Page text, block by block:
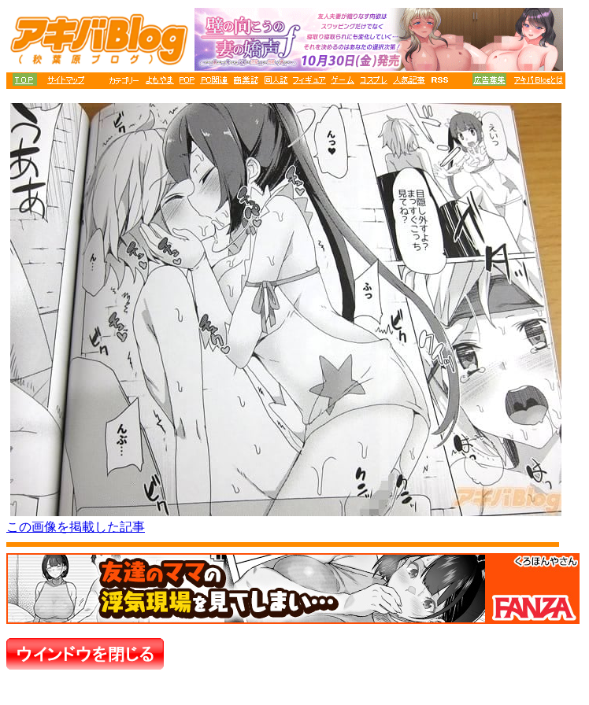
この画像を掲載した記事